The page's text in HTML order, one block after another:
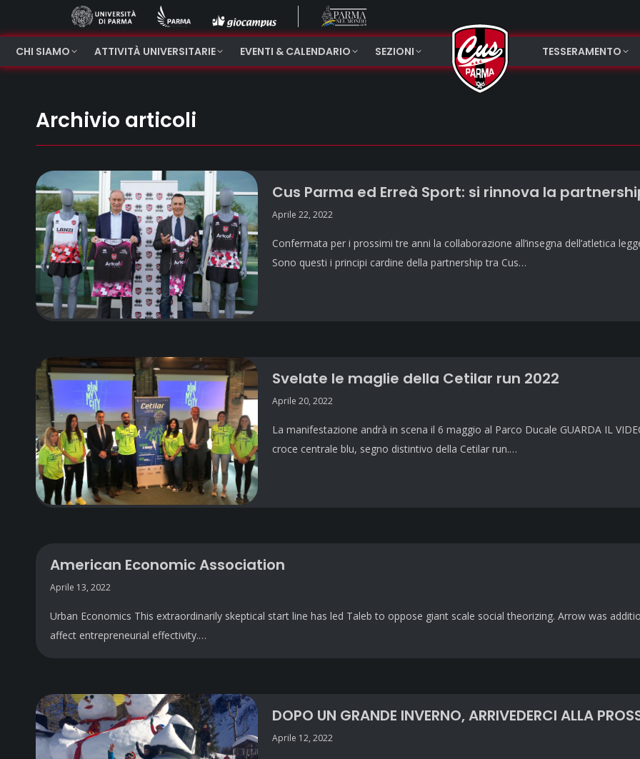
CHI SIAMO ATTIVITÀ UNIVERSITARIE EVENTI & CALENDARIO SEZIONI TESSERAMENTO
Archivio articoli
Cus Parma ed Erreà Sport: si rinnova la
Aprile 22, 2022
Confermata per i prossimi tre anni la collaborazione all’insegna dell’atletica
Sono questi i principi cardine della partnership tra Cus…
Svelate le maglie della Cetilar run 2022
Aprile 20, 2022
La manifestazione andrà in scena il 6 maggio al Parco Ducale GUARDA IL
croce centrale blu, segno distintivo della Cetilar run.…
American Economic Association
Aprile 13, 2022
Urban Economics This extraordinarily skeptical start line has led Taleb to oppose giant scale social theorizing. Arrow was
affect entrepreneurial effectivity.…
DOPO UN GRANDE INVERNO, ARRIVEDERCI ALLA
Aprile 12, 2022